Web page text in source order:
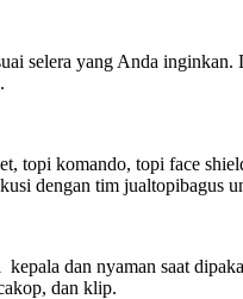
selera yang Anda
topi komando, topi face
dengan tim jualtopibagus
dan nyaman saat
dan klip.